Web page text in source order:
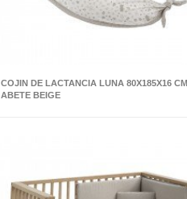
COJIN DE LACTANCIA LUNA 80X185X16 CM
ABETE BEIGE